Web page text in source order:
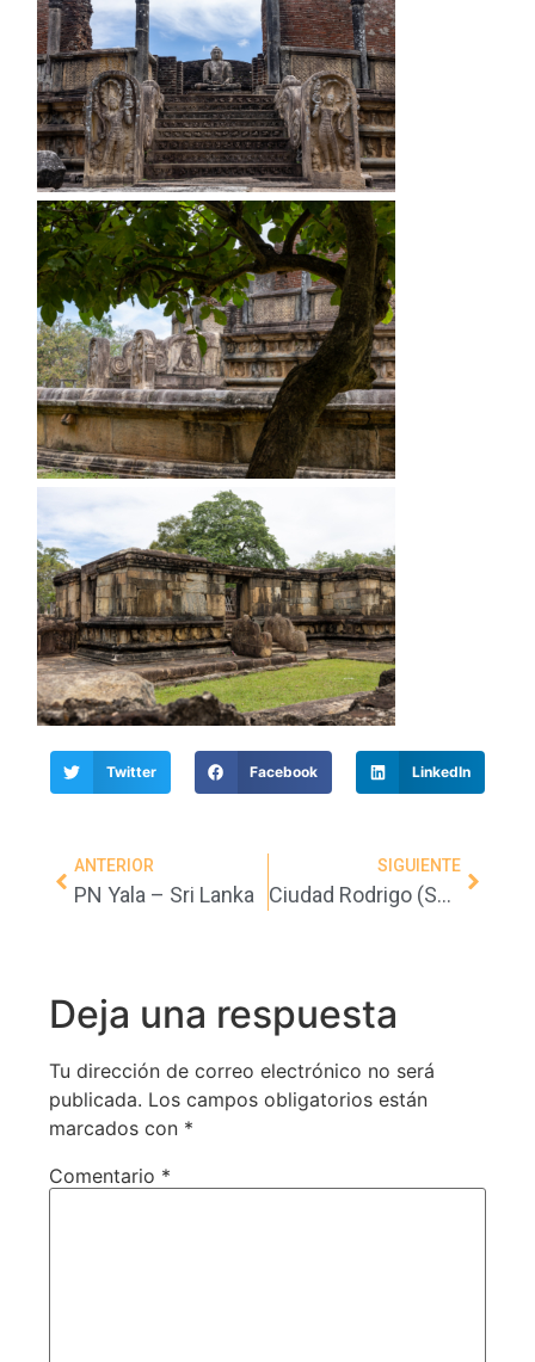
Twitter Facebook LinkedIn
ANTERIOR
PN Yala – Sri Lanka
SIGUIENTE
Ciudad Rodrigo (Salamanca)
Deja una respuesta
Tu dirección de correo electrónico no será
publicada. Los campos obligatorios están
marcados con *
Comentario *